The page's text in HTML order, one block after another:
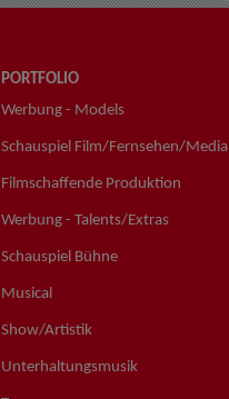
PORTFOLIO
Werbung - Models
Schauspiel Film/Fernsehen/Media
Filmschaffende Produktion
Werbung - Talents/Extras
Schauspiel Bühne
Musical
Show/Artistik
Unterhaltungsmusik